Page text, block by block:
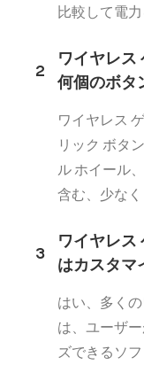
比較して電力
2
ワイヤレス
何個のボタ
ワイヤレス
リック ボタ
ル ホイール
含む、少なく
3
ワイヤレス
はカスタマ
はい、多く
は、ユーザ
ズできるソ